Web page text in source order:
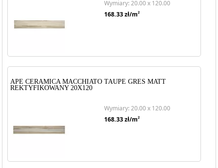
Wymiary: 20.00 x 120.00
168.33zł/m2
APE CERAMICA MACCHIATO TAUPE GRES MATT
REKTYFIKOWANY 20X120
Wymiary: 20.00 x 120.00
168.33zł/m2